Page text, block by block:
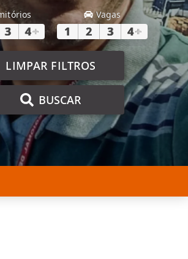
3 4+
Vagas
1 2 3 4+
LIMPAR FILTROS
BUSCAR